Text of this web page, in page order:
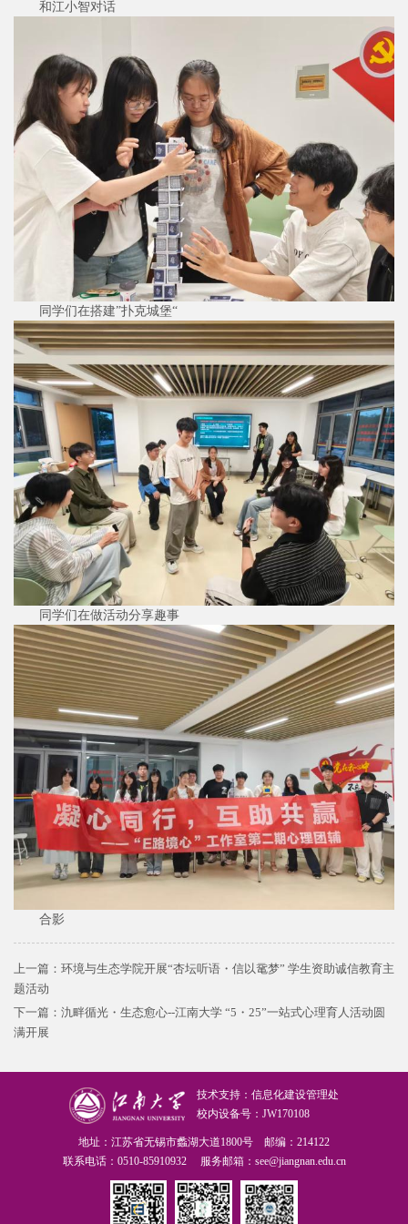
和江小智对话
同学们在搭建”扑克城堡“
同学们在做活动分享趣事
合影
上一篇： 环境与生态学院开展“杏坛听语・信以鼋梦” 学生资助诚信教育主
题活动
下一篇： 氿畔循光・生态愈心--江南大学 “5・25”一站式心理育人活动圆
满开展
技术支持：信息化建设管理处
校内设备号：JW170108
地址：江苏省无锡市蠡湖大道1800号 邮编：214122
联系电话：0510-85910932 服务邮箱：see@jiangnan.edu.cn